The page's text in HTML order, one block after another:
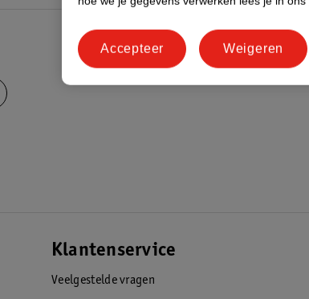
Klantenservice
Veelgestelde vragen
Weigeren
Accepteer